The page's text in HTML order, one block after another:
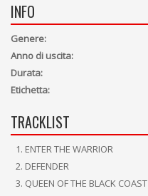
INFO
Genere:
Anno di uscita:
Durata:
Etichetta:
TRACKLIST
ENTER THE WARRIOR
DEFENDER
QUEEN OF THE BLACK COAST